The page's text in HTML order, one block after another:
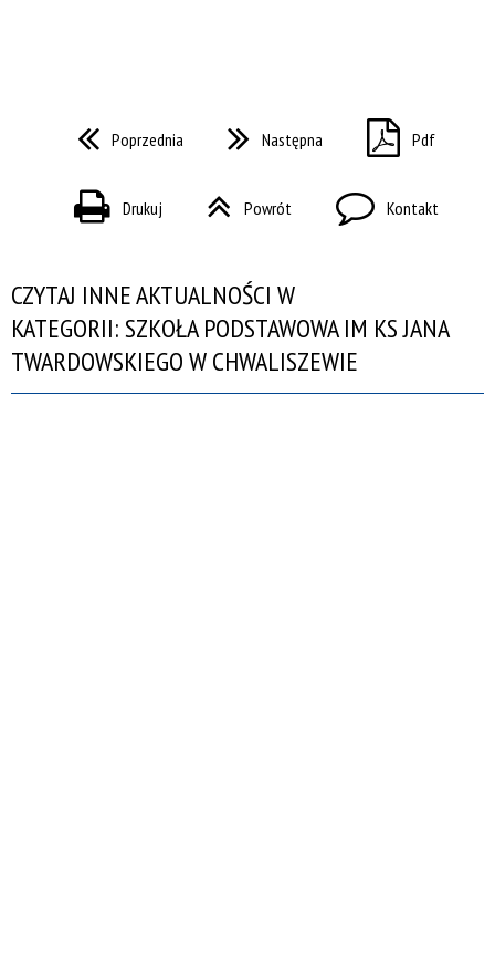
Poprzednia Następna Pdf
Drukuj Powrót Kontakt
CZYTAJ INNE AKTUALNOŚCI W
KATEGORII: SZKOŁA PODSTAWOWA IM KS JANA
TWARDOWSKIEGO W CHWALISZEWIE